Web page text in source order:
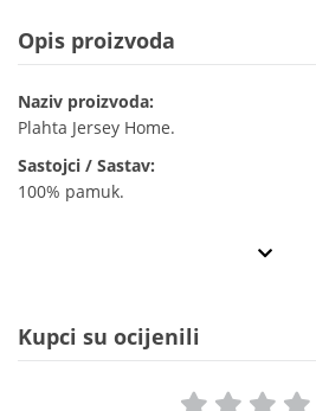
Opis proizvoda
Naziv proizvoda:
Plahta Jersey Home.
Sastojci / Sastav:
100% pamuk.
Kupci su ocijenili